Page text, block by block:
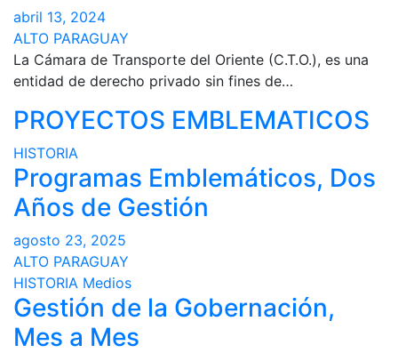
abril 13, 2024
ALTO PARAGUAY
La Cámara de Transporte del Oriente (C.T.O.), es una
entidad de derecho privado sin fines de…
PROYECTOS EMBLEMATICOS
HISTORIA
Programas Emblemáticos, Dos
Años de Gestión
agosto 23, 2025
ALTO PARAGUAY
HISTORIA Medios
Gestión de la Gobernación,
Mes a Mes